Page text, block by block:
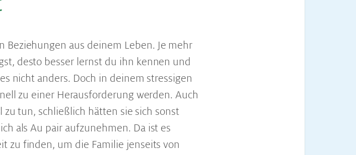
Beziehungen aus deinem Leben. Je mehr
desto besser lernst du ihn kennen und
nicht anders. Doch in deinem stressigen
zu einer Herausforderung werden. Auch
tun, schließlich hätten sie sich sonst
als Au pair aufzunehmen. Da ist es
zu finden, um die Familie jenseits von